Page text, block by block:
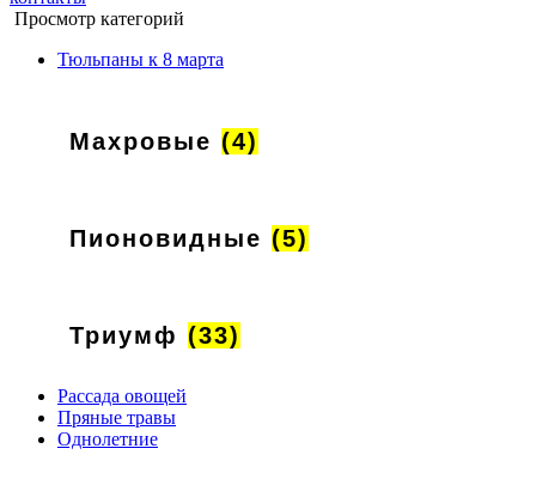
Просмотр категорий
Тюльпаны к 8 марта
Махровые (4)
Пионовидные (5)
Триумф (33)
Рассада овощей
Пряные травы
Однолетние